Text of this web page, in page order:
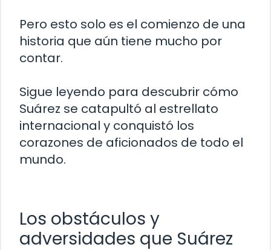
Pero esto solo es el comienzo de una
historia que aún tiene mucho por
contar.
Sigue leyendo para descubrir cómo
Suárez se catapultó al estrellato
internacional y conquistó los
corazones de aficionados de todo el
mundo.
Los obstáculos y
adversidades que Suárez